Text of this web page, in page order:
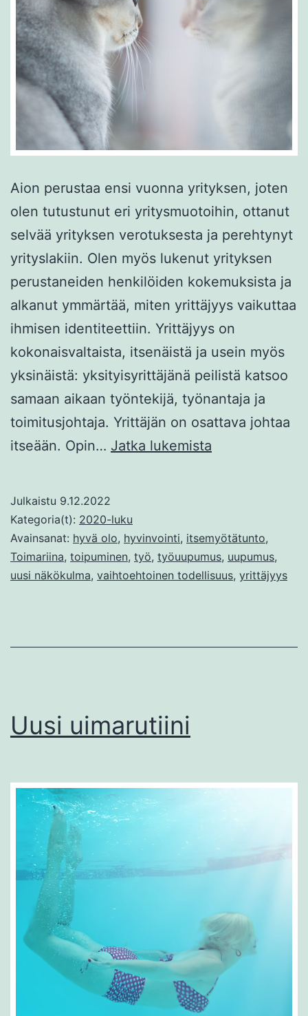
Aion perustaa ensi vuonna yrityksen, joten
olen tutustunut eri yritysmuotoihin, ottanut
selvää yrityksen verotuksesta ja perehtynyt
yrityslakiin. Olen myös lukenut yrityksen
perustaneiden henkilöiden kokemuksista ja
alkanut ymmärtää, miten yrittäjyys vaikuttaa
ihmisen identiteettiin. Yrittäjyys on
kokonaisvaltaista, itsenäistä ja usein myös
yksinäistä: yksityisyrittäjänä peilistä katsoo
samaan aikaan työntekijä, työnantaja ja
toimitusjohtaja. Yrittäjän on osattava johtaa
itseään. Opin… Jatka lukemista
Julkaistu 9.12.2022
Kategoria(t): 2020-luku
Avainsanat: hyvä olo, hyvinvointi, itsemyötätunto,
Toimariina, toipuminen, työ, työuupumus, uupumus,
uusi näkökulma, vaihtoehtoinen todellisuus, yrittäjyys
Uusi uimarutiini